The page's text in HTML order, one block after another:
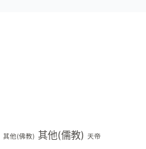
其他(佛教) 其他(儒教) 天帝